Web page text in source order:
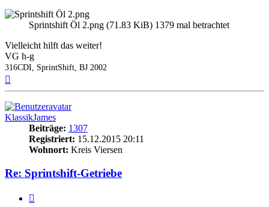
Sprintshift Öl 2.png (71.83 KiB) 1379 mal betrachtet
Vielleicht hilft das weiter!
VG h-g
316CDI, SprintShift, BJ 2002
KlassikJames
Beiträge: 1307
Registriert: 15.12.2015 20:11
Wohnort: Kreis Viersen
Re: Sprintshift-Getriebe